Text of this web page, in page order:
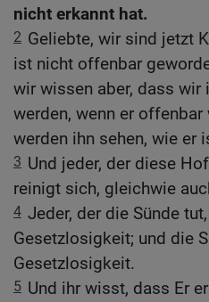
nicht erkannt hat.
2 Geliebte, wir sind jetzt
ist nicht offenbar
wir wissen aber, dass
werden, wenn er
werden ihn sehen, wie er
3 Und jeder, der diese
reinigt sich, gleichwie
4 Jeder, der die Sünde
Gesetzlosigkeit; und die
Gesetzlosigkeit.
5 Und ihr wisst, dass Er